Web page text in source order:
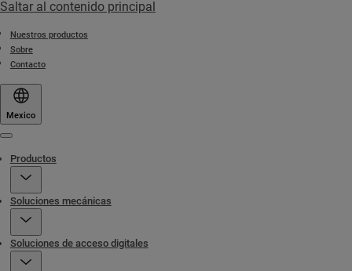
Saltar al contenido principal
Nuestros productos
Sobre
Contacto
Mexico
Productos
Soluciones mecánicas
Soluciones de acceso digitales